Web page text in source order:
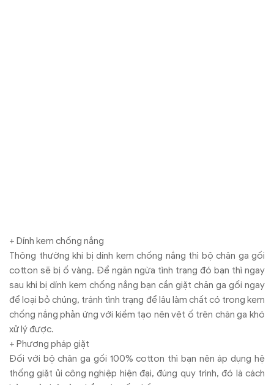
dẫn.
Khoa Nguyễn
0 ★★★★★
Based on 0 ratings